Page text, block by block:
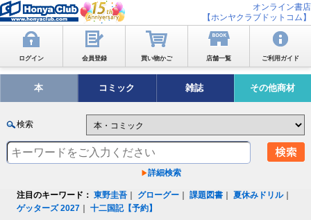
オンライン書店
【ホンヤクラブドットコム】
ログイン 会員登録 買い物かご 店舗一覧 ご利用ガイド
本 コミック 雑誌 その他商材
検索
詳細検索
注目のキーワード： 東野圭吾 グローグー ｜課題図書 ｜夏休みドリル｜
ゲッターズ 2027 ｜十二国記【予約】